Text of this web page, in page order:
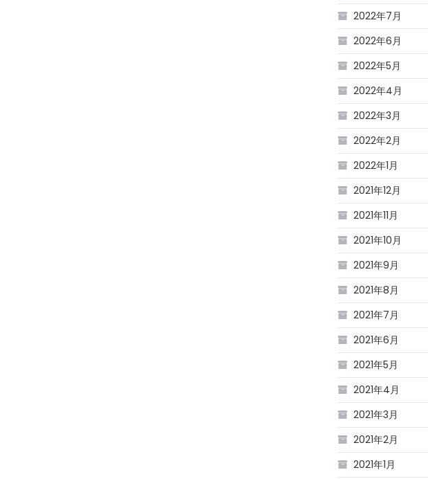
2022年7月
2022年6月
2022年5月
2022年4月
2022年3月
2022年2月
2022年1月
2021年12月
2021年11月
2021年10月
2021年9月
2021年8月
2021年7月
2021年6月
2021年5月
2021年4月
2021年3月
2021年2月
2021年1月